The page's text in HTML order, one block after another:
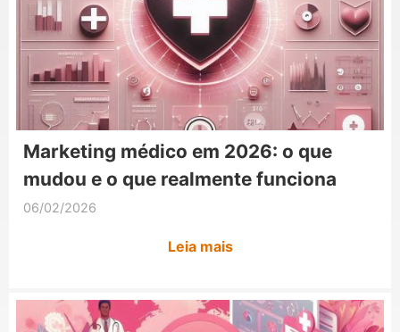
Marketing médico em 2026: o que
mudou e o que realmente funciona
06/02/2026
Leia mais